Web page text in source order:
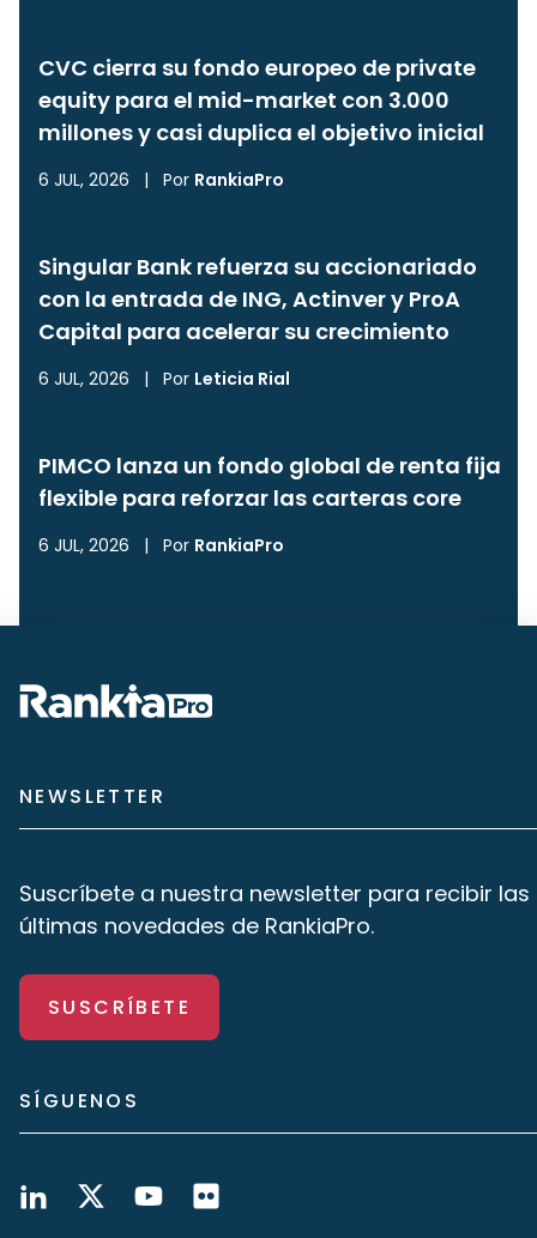
CVC cierra su fondo europeo de private
equity para el mid-market con 3.000
millones y casi duplica el objetivo inicial
6 JUL, 2026 | Por RankiaPro
Singular Bank refuerza su accionariado
con la entrada de ING, Actinver y ProA
Capital para acelerar su crecimiento
6 JUL, 2026 | Por Leticia Rial
PIMCO lanza un fondo global de renta fija
flexible para reforzar las carteras core
6 JUL, 2026 | Por RankiaPro
NEWSLETTER
Suscríbete a nuestra newsletter para recibir las
últimas novedades de RankiaPro.
SUSCRÍBETE
SÍGUENOS